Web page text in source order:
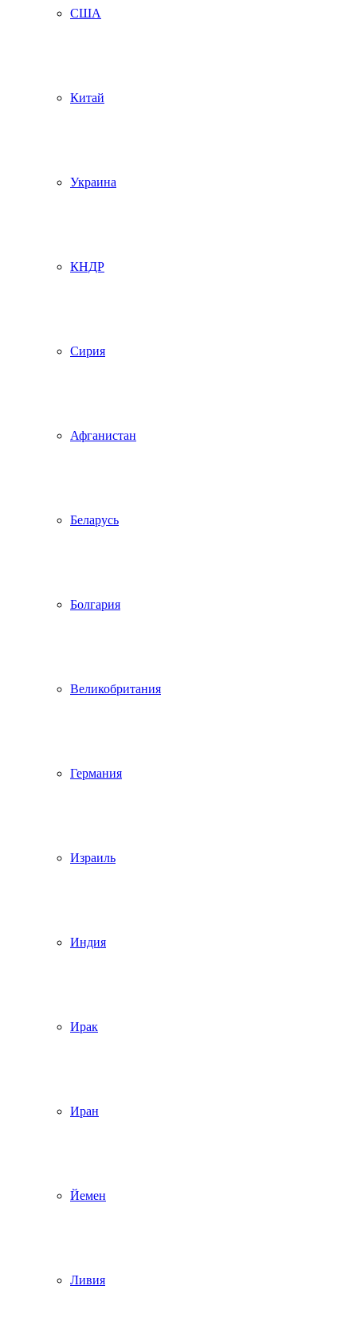
США
Китай
Украина
КНДР
Сирия
Афганистан
Беларусь
Болгария
Великобритания
Германия
Израиль
Индия
Ирак
Иран
Йемен
Ливия